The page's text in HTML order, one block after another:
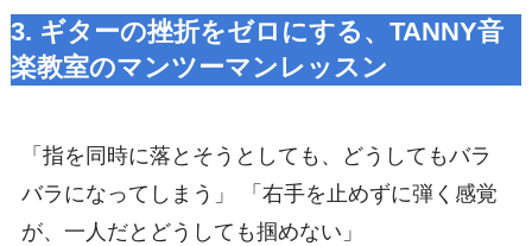
3. ギターの挫折をゼロにする、TANNY音
楽教室のマンツーマンレッスン
「指を同時に落とそうとしても、どうしてもバラ
バラになってしまう」 「右手を止めずに弾く感覚
が、一人だとどうしても掴めない」